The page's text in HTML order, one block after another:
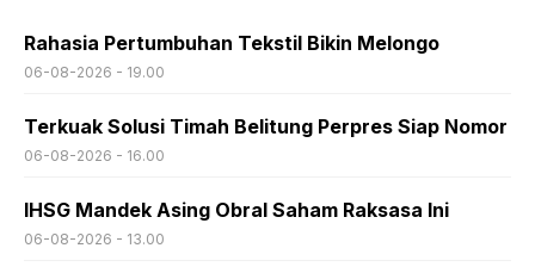
Rahasia Pertumbuhan Tekstil Bikin Melongo
06-08-2026 - 19.00
Terkuak Solusi Timah Belitung Perpres Siap Nomor
06-08-2026 - 16.00
IHSG Mandek Asing Obral Saham Raksasa Ini
06-08-2026 - 13.00